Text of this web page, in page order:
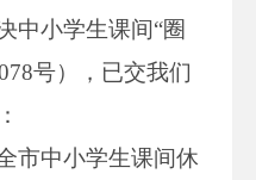
中小学生课间“圈
号），已交我们
市中小学生课间休